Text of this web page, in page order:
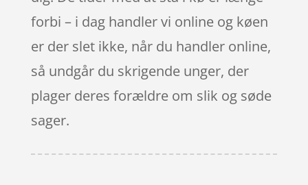
forbi – i dag handler vi online og køen
er der slet ikke, når du handler online,
så undgår du skrigende unger, der
plager deres forældre om slik og søde
sager.